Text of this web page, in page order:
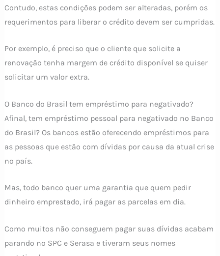
Contudo, estas condições podem ser alteradas, porém os
requerimentos para liberar o crédito devem ser cumpridas.
Por exemplo, é preciso que o cliente que solicite a
renovação tenha margem de crédito disponível se quiser
solicitar um valor extra.
O Banco do Brasil tem empréstimo para negativado?
Afinal, tem empréstimo pessoal para negativado no Banco
do Brasil? Os bancos estão oferecendo empréstimos para
as pessoas que estão com dívidas por causa da atual crise
no país.
Mas, todo banco quer uma garantia que quem pedir
dinheiro emprestado, irá pagar as parcelas em dia.
Como muitos não conseguem pagar suas dívidas acabam
parando no SPC e Serasa e tiveram seus nomes